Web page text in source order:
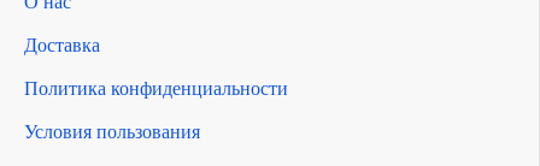
Доставка
Политика конфиденциальности
Условия пользования